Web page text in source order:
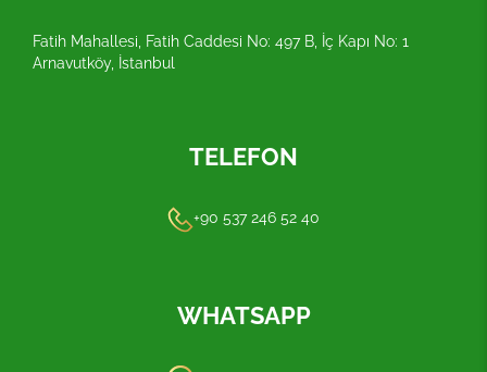
Fatih Mahallesi, Fatih Caddesi No: 497 B, İç Kapı No: 1
Arnavutköy, İstanbul
TELEFON
+90 537 246 52 40
WHATSAPP